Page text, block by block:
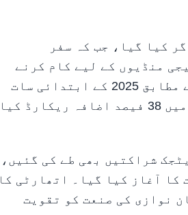
کیا گیا، جب کہ سفر
منڈیوں کے لیے کام کرنے
والے روڈ شو کا ہدف رہے۔ ااتھارٹی کے چیئرمین خالد جاسم المدفع کے مطابق 2025 کے ابتدائی سات
ماہ میں شارجہ کے ہوٹلوں میں بھارت سے آنے والے مہمانوں کی تعداد میں 38 فیصد اضافہ ریکارڈ کیا
شراکتیں بھی طے کی گئیں،
آغاز کیا گیا۔ اتھارٹی کا
نوازی کی صنعت کو تقویت